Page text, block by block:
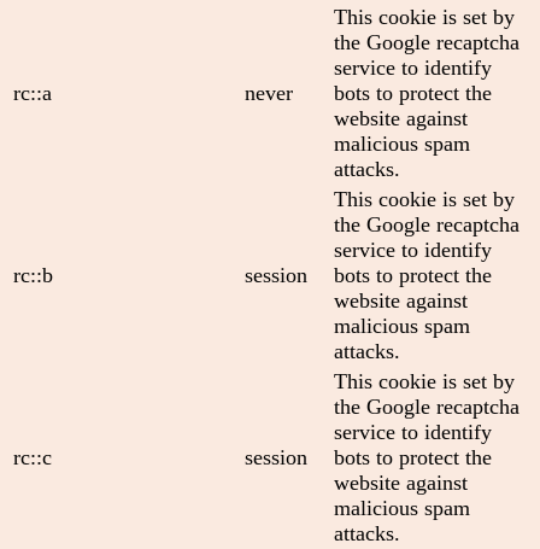
rc::a never
This cookie is set by
the Google recaptcha
service to identify
bots to protect the
website against
malicious spam
attacks.
rc::b session
This cookie is set by
the Google recaptcha
service to identify
bots to protect the
website against
malicious spam
attacks.
rc::c session
This cookie is set by
the Google recaptcha
service to identify
bots to protect the
website against
malicious spam
attacks.